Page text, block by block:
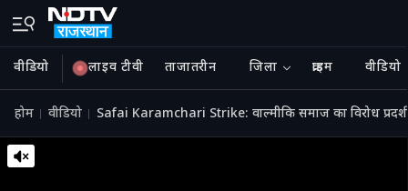
वीडियो लाइव टीवी ताजातरीन जिला क्राइम वीडियो
होम वीडियो Safai Karamchari Strike: वाल्मीकि समाज का विरोध